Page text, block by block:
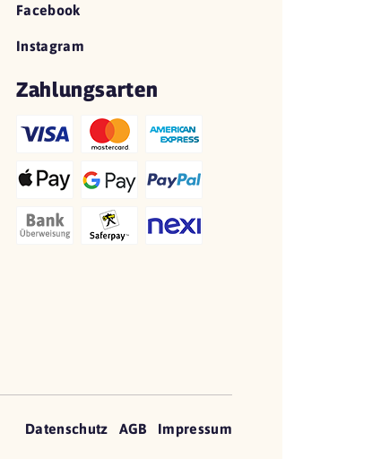
Facebook
Instagram
Zahlungsarten
Datenschutz AGB Impressum